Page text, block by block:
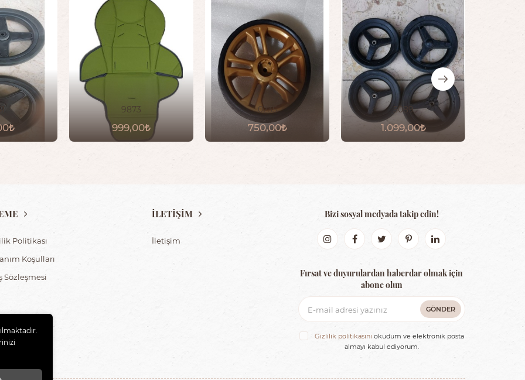
9873
999,00
0235
750,00
5089
1.099,00
Politikası
Koşulları
Sözleşmesi
İLETİŞİM
İletişim
Bizi sosyal medyada takip edin!
Fırsat ve duyurulardan haberdar olmak için
abone olun
GÖNDER
Gizlilik politikasını okudum ve elektronik posta
almayı kabul ediyorum.